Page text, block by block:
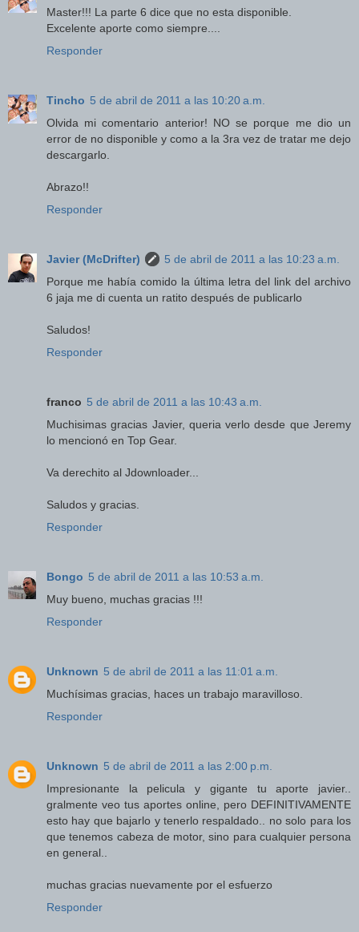
Master!!! La parte 6 dice que no esta disponible.
Excelente aporte como siempre....
Responder
Tincho 5 de abril de 2011 a las 10:20 a.m.
Olvida mi comentario anterior! NO se porque me dio un
error de no disponible y como a la 3ra vez de tratar me dejo
descargarlo.
Abrazo!!
Responder
Javier (McDrifter)
5 de abril de 2011 a las 10:23 a.m.
Porque me había comido la última letra del link del archivo
6 jaja me di cuenta un ratito después de publicarlo
Saludos!
Responder
franco 5 de abril de 2011 a las 10:43 a.m.
Muchisimas gracias Javier, queria verlo desde que Jeremy
lo mencionó en Top Gear.
Va derechito al Jdownloader...
Saludos y gracias.
Responder
Bongo 5 de abril de 2011 a las 10:53 a.m.
Muy bueno, muchas gracias !!!
Responder
Unknown 5 de abril de 2011 a las 11:01 a.m.
Muchísimas gracias, haces un trabajo maravilloso.
Responder
Unknown 5 de abril de 2011 a las 2:00 p.m.
Impresionante la pelicula y gigante tu aporte javier..
gralmente veo tus aportes online, pero DEFINITIVAMENTE
esto hay que bajarlo y tenerlo respaldado.. no solo para los
que tenemos cabeza de motor, sino para cualquier persona
en general..
muchas gracias nuevamente por el esfuerzo
Responder